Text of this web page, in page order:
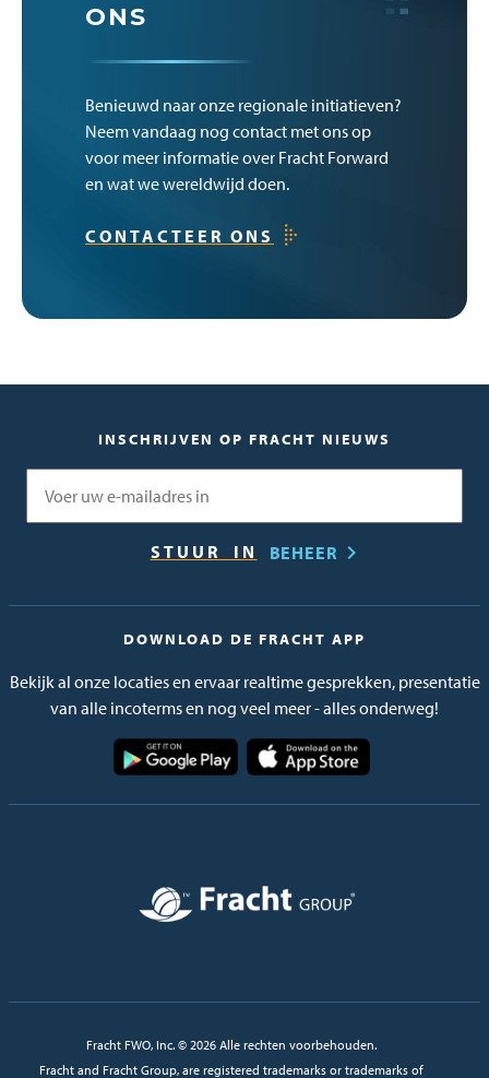
ONS
Benieuwd naar onze regionale initiatieven?
Neem vandaag nog contact met ons op
voor meer informatie over Fracht Forward
en wat we wereldwijd doen.
CONTACTEER ONS
INSCHRIJVEN OP FRACHT NIEUWS
BEHEER
DOWNLOAD DE FRACHT APP
Bekijk al onze locaties en ervaar realtime gesprekken, presentatie
van alle incoterms en nog veel meer - alles onderweg!
Afbeelding
Afbeelding
Fracht FWO, Inc. © 2026 Alle rechten voorbehouden.
Fracht and Fracht Group, are registered trademarks or trademarks of